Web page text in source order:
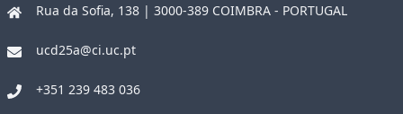
Rua da Sofia, 138 | 3000-389 COIMBRA - PORTUGAL
ucd25a@ci.uc.pt
+351 239 483 036